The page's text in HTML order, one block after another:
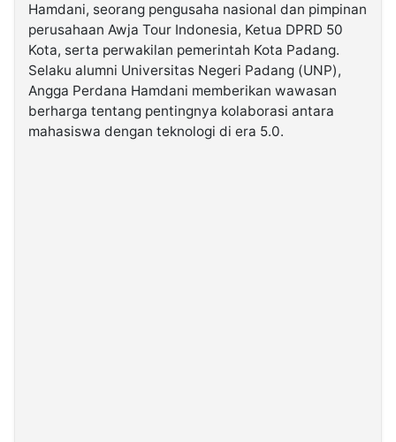
Hamdani, seorang pengusaha nasional dan pimpinan
perusahaan Awja Tour Indonesia, Ketua DPRD 50
Kota, serta perwakilan pemerintah Kota Padang.
Selaku alumni Universitas Negeri Padang (UNP),
Angga Perdana Hamdani memberikan wawasan
berharga tentang pentingnya kolaborasi antara
mahasiswa dengan teknologi di era 5.0.